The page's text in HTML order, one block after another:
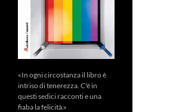
«In ogni circostanza il libro è
intriso di tenerezza. C'è in
questi sedici racconti e una
fiaba la felicità.»